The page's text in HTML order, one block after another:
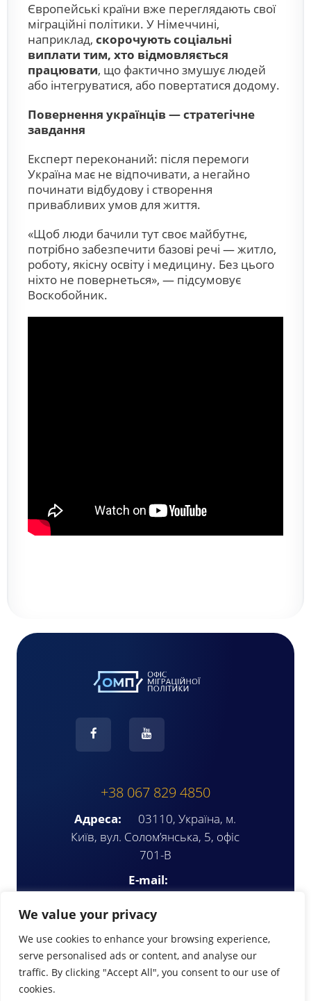
We value your privacy
We use cookies to enhance your browsing experience,
serve personalised ads or content, and analyse our
traffic. By clicking "Accept All", you consent to our use of
cookies.
Європейські країни вже переглядають свої
міграційні політики. У Німеччині,
наприклад, скорочують соціальні
виплати тим, хто відмовляється
працювати, що фактично змушує людей
або інтегруватися, або повертатися додому.
Повернення українців — стратегічне
завдання
Експерт переконаний: після перемоги
Україна має не відпочивати, а негайно
починати відбудову і створення
привабливих умов для життя.
«Щоб люди бачили тут своє майбутнє,
потрібно забезпечити базові речі — житло,
роботу, якісну освіту і медицину. Без цього
ніхто не повернеться», — підсумовує
Воскобойник.
+38 067 829 4850
Адреса:
03110, Україна, м.
Київ, вул. Солом’янська, 5, офіс
701-В
E-mail: